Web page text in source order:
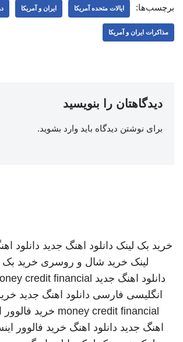
برچسب‌ها: ایالات متحده آمریکا ایران و آمریکا
مذاکرات ایران و آمریکا
دیدگاهتان را بنویسید
برای نوشتن دیدگاه باید وارد بشوید.
خرید بک لینک دانلود اهنگ جدید دانلود
لینک خرید شال و روسری خرید بک
دانلود اهنگ جدید credit financial
انگلیسی فارسی دانلود اهنگ جدید
money credit financial خرید فالوور
اهنگ جدید دانلود اهنگ خرید فالوور